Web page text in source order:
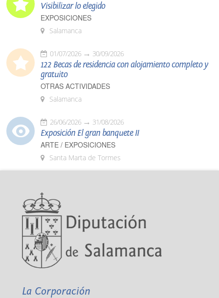
Visibilizar lo elegido
EXPOSICIONES
Salamanca
01/07/2026 30/09/2026
122 Becas de residencia con alojamiento completo y
gratuito
OTRAS ACTIVIDADES
Salamanca
26/06/2026 31/08/2026
Exposición El gran banquete II
ARTE / EXPOSICIONES
Santa Marta de Tormes
La Corporación